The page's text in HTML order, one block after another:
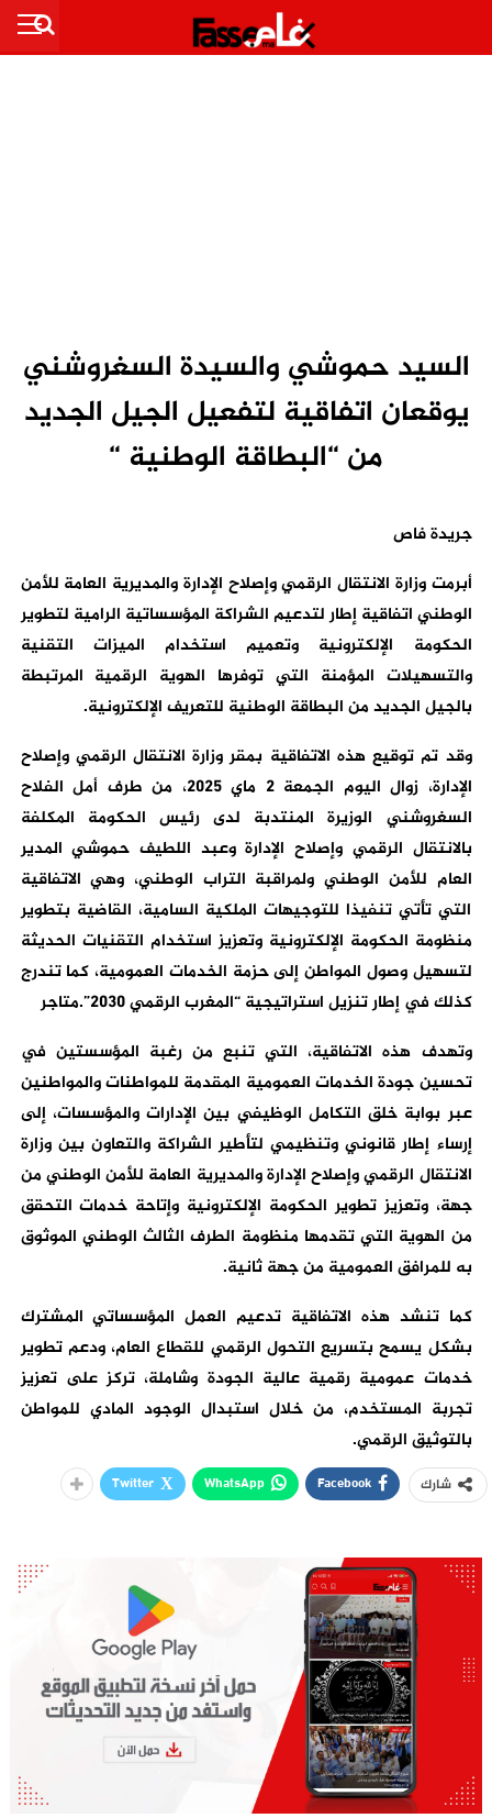
السيد حموشي والسيدة السغروشني
يوقعان اتفاقية لتفعيل الجيل الجديد
من “البطاقة الوطنية “
جريدة فاص
أبرمت وزارة الانتقال الرقمي وإصلاح الإدارة والمديرية العامة للأمن
الوطني اتفاقية إطار لتدعيم الشراكة المؤسساتية الرامية لتطوير
الحكومة الإلكترونية وتعميم استخدام الميزات التقنية
والتسهيلات المؤمنة التي توفرها الهوية الرقمية المرتبطة
بالجيل الجديد من البطاقة الوطنية للتعريف الإلكترونية.
وقد تم توقيع هذه الاتفاقية بمقر وزارة الانتقال الرقمي وإصلاح
الإدارة، زوال اليوم الجمعة 2 ماي 2025، من طرف أمل الفلاح
السغروشني الوزيرة المنتدبة لدى رئيس الحكومة المكلفة
بالانتقال الرقمي وإصلاح الإدارة وعبد اللطيف حموشي المدير
العام للأمن الوطني ولمراقبة التراب الوطني، وهي الاتفاقية
التي تأتي تنفيذا للتوجيهات الملكية السامية، القاضية بتطوير
منظومة الحكومة الإلكترونية وتعزيز استخدام التقنيات الحديثة
لتسهيل وصول المواطن إلى حزمة الخدمات العمومية، كما تندرج
كذلك في إطار تنزيل استراتيجية “المغرب الرقمي 2030”.متاجر
وتهدف هذه الاتفاقية، التي تنبع من رغبة المؤسستين في
تحسين جودة الخدمات العمومية المقدمة للمواطنات والمواطنين
عبر بوابة خلق التكامل الوظيفي بين الإدارات والمؤسسات، إلى
إرساء إطار قانوني وتنظيمي لتأطير الشراكة والتعاون بين وزارة
الانتقال الرقمي وإصلاح الإدارة والمديرية العامة للأمن الوطني من
جهة، وتعزيز تطوير الحكومة الإلكترونية وإتاحة خدمات التحقق
من الهوية التي تقدمها منظومة الطرف الثالث الوطني الموثوق
به للمرافق العمومية من جهة ثانية.
كما تنشد هذه الاتفاقية تدعيم العمل المؤسساتي المشترك
بشكل يسمح بتسريع التحول الرقمي للقطاع العام، ودعم تطوير
خدمات عمومية رقمية عالية الجودة وشاملة، تركز على تعزيز
تجربة المستخدم، من خلال استبدال الوجود المادي للمواطن
بالتوثيق الرقمي.
شارك Facebook
WhatsApp
Twitter